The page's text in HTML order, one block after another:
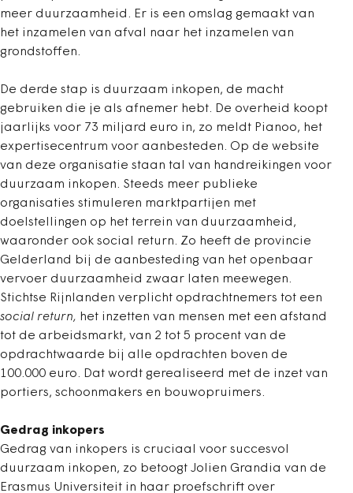
meer duurzaamheid. Er is een omslag gemaakt van
het inzamelen van afval naar het inzamelen van
grondstoffen.
De derde stap is duurzaam inkopen, de macht
gebruiken die je als afnemer hebt. De overheid koopt
jaarlijks voor 73 miljard euro in, zo meldt Pianoo, het
expertisecentrum voor aanbesteden. Op de website
van deze organisatie staan tal van handreikingen voor
duurzaam inkopen. Steeds meer publieke
organisaties stimuleren marktpartijen met
doelstellingen op het terrein van duurzaamheid,
waaronder ook social return. Zo heeft de provincie
Gelderland bij de aanbesteding van het openbaar
vervoer duurzaamheid zwaar laten meewegen.
Stichtse Rijnlanden verplicht opdrachtnemers tot een
social return, het inzetten van mensen met een afstand
tot de arbeidsmarkt, van 2 tot 5 procent van de
opdrachtwaarde bij alle opdrachten boven de
100.000 euro. Dat wordt gerealiseerd met de inzet van
portiers, schoonmakers en bouwopruimers.
Gedrag inkopers
Gedrag van inkopers is cruciaal voor succesvol
duurzaam inkopen, zo betoogt Jolien Grandia van de
Erasmus Universiteit in haar proefschrift over